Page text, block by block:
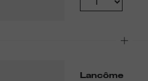
Lancôme